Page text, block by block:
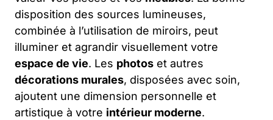
disposition des sources lumineuses,
combinée à l’utilisation de miroirs, peut
illuminer et agrandir visuellement votre
espace de vie. Les photos et autres
décorations murales, disposées avec soin,
ajoutent une dimension personnelle et
artistique à votre intérieur moderne.